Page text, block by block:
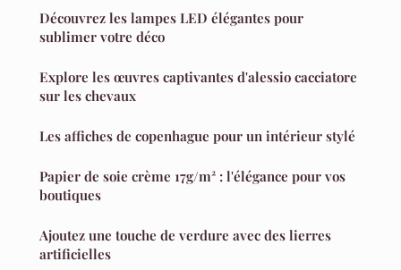
Découvrez les lampes LED élégantes pour
sublimer votre déco
Explore les œuvres captivantes d'alessio cacciatore
sur les chevaux
Les affiches de copenhague pour un intérieur stylé
Papier de soie crème 17g/m² : l'élégance pour vos
boutiques
Ajoutez une touche de verdure avec des lierres
artificielles